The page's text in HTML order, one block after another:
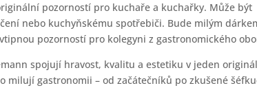
pozorností pro kuchaře a kuchařky. Může být
nebo kuchyňskému spotřebiči. Bude milým
pozorností pro kolegyni z gastronomického
spojují hravost, kvalitu a estetiku v jeden
milují gastronomii – od začátečníků po zkušené